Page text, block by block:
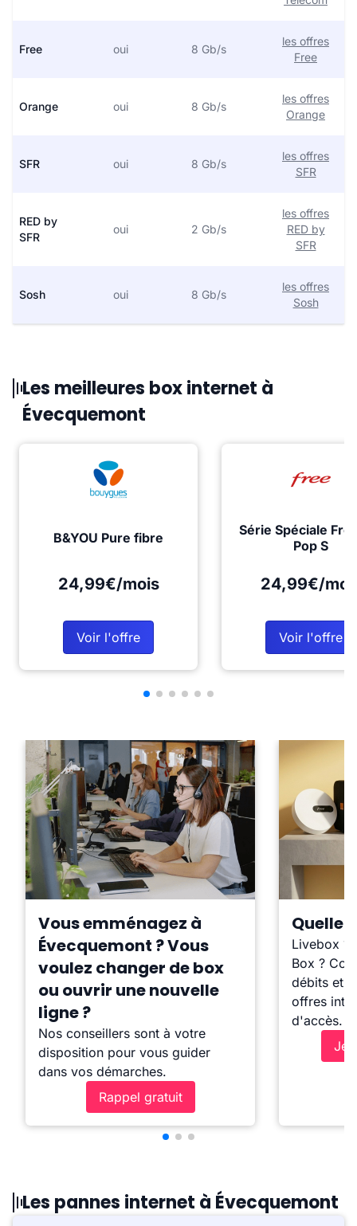
Free oui 8 Gb/s
les offres
Free
Orange oui 8 Gb/s
les offres
Orange
SFR oui 8 Gb/s
les offres
SFR
RED by
SFR
oui 2 Gb/s
les offres
RED by
SFR
Sosh oui 8 Gb/s
les offres
Sosh
Les meilleures box internet à
Évecquemont
B&YOU Pure fibre
24,99€/mois
Voir l'offre
Série Spéciale
Pop S
24,99€/
Voir l'offre
Vous emménagez à
Évecquemont ? Vous
voulez changer de box
ou ouvrir une nouvelle
ligne ?
Nos conseillers sont à votre
disposition pour vous guider
dans vos démarches.
Rappel gratuit
Quelle
Livebox ?
Box ?
débits et
offres
d'accès.
Je
Les pannes internet à Évecquemont